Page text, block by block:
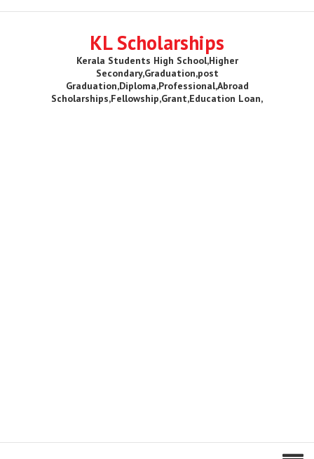
KL Scholarships
Kerala Students High School,Higher
Secondary,Graduation,post
Graduation,Diploma,Professional,Abroad
Scholarships,Fellowship,Grant,Education Loan,